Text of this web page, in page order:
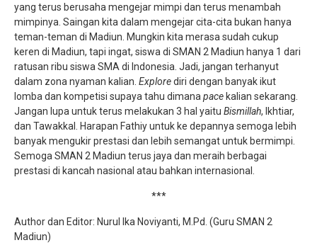
yang terus berusaha mengejar mimpi dan terus menambah
mimpinya. Saingan kita dalam mengejar cita-cita bukan hanya
teman-teman di Madiun. Mungkin kita merasa sudah cukup
keren di Madiun, tapi ingat, siswa di SMAN 2 Madiun hanya 1 dari
ratusan ribu siswa SMA di Indonesia. Jadi, jangan terhanyut
dalam zona nyaman kalian. Explorediri dengan banyak ikut
lomba dan kompetisi supaya tahu dimana pace kalian sekarang.
Jangan lupa untuk terus melakukan 3 hal yaitu Bismillah, Ikhtiar,
dan Tawakkal. Harapan Fathiy untuk ke depannya semoga lebih
banyak mengukir prestasi dan lebih semangat untuk bermimpi.
Semoga SMAN 2 Madiun terus jaya dan meraih berbagai
prestasi di kancah nasional atau bahkan internasional.
***
Author dan Editor: Nurul Ika Noviyanti, M.Pd. (Guru SMAN 2
Madiun)